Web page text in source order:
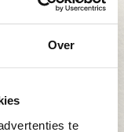
Over
te